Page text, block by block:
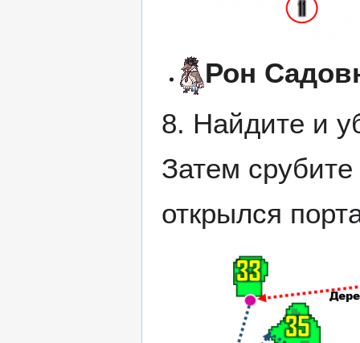
Рон
8. Найдите и
Затем срубите
открылся